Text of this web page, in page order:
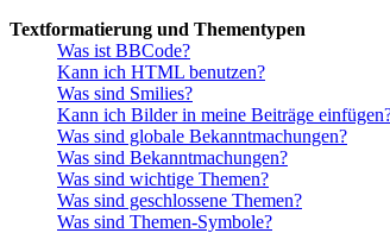
Textformatierung und Thementypen
Was ist BBCode?
Kann ich HTML benutzen?
Was sind Smilies?
Kann ich Bilder in meine Beiträge
Was sind globale Bekanntmachungen?
Was sind Bekanntmachungen?
Was sind wichtige Themen?
Was sind geschlossene Themen?
Was sind Themen-Symbole?